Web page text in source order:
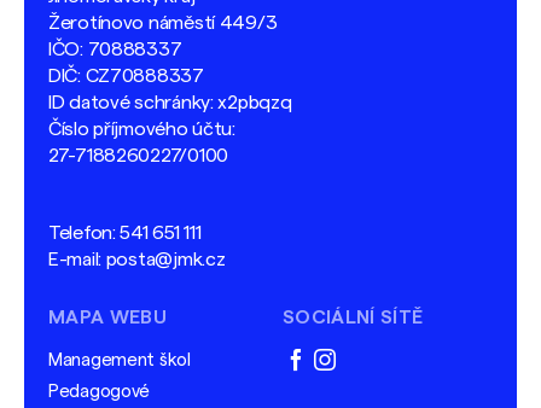
Žerotínovo náměstí 449/3
IČO: 70888337
DIČ: CZ70888337
ID datové schránky: x2pbqzq
Číslo příjmového účtu:
27-7188260227/0100
Telefon:541 651 111
E-mail: posta@jmk.cz
MAPA WEBU
Management škol
Pedagogové
SOCIÁLNÍ SÍTĚ
facebook
instagram